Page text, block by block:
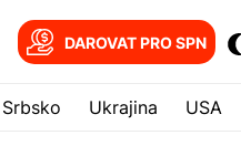
DAROVAT PRO SPN
Srbsko Ukrajina USA